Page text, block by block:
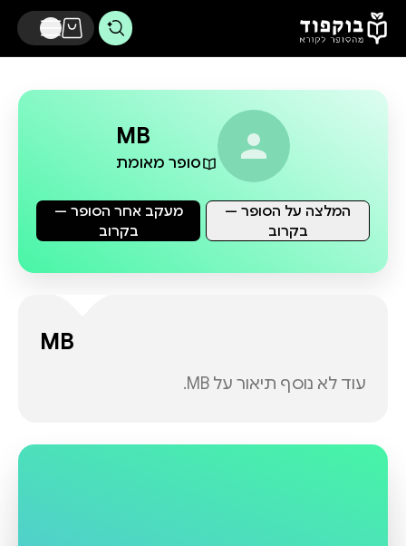
דלג לתוכן הראשי
MB
סופר מאומת
מעקב אחר הסופר —
בקרוב
המלצה על הסופר —
בקרוב
MB
עוד לא נוסף תיאור על MB
.